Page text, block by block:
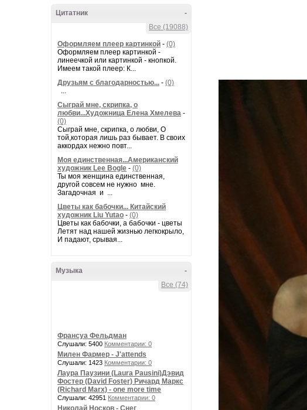
-
Цитатник
Все (19088)
Оформляем плеер картинкой - (0)
Оформляем плеер картинкой -
линеечкой или картинкой - кнопкой.
Имеем такой плеер: К...
Друзьям с благодарностью... - (0)
...
Сыграй мне, скрипка, о
любви...Художница Елена Хмелева -
(0)
Сыграй мне, скрипка, о любви, О
той,которая лишь раз бывает. В своих
аккордах нежно повт...
Моя единственная...Американский
художник Lee Bogle - (0)
Ты моя женщина единственная,
другой совсем не нужно мне.
Загадочная и ...
Цветы как бабочки... Китайский
художник Liu Yutao - (0)
Цветы как бабочки, а бабочки - цветы
Летят над нашей жизнью легкокрыло,
И падают, срывая...
-
Музыка
Все (74)
Франсуа Фельдман
Слушали: 5400 Комментарии: 0
Милен Фармер - J'attends
Слушали: 1423 Комментарии: 0
Лаура Паузини (Laura Pausini)Дэвид
Фостер (David Foster) Ричард Маркс
(Richard Marx) - one more time
Слушали: 42951 Комментарии: 0
Николай Носков - Снег